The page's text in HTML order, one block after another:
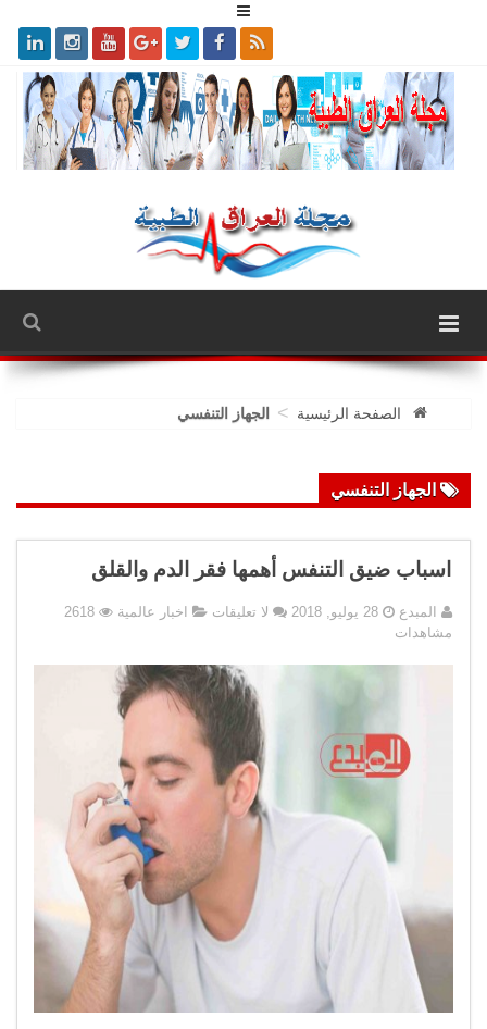
الصفحة الرئيسية > الجهاز التنفسي
الجهاز التنفسي
اسباب ضيق التنفس أهمها فقر الدم والقلق
المبدع 28 يوليو, 2018 لا تعليقات اخبار عالمية
2618
مشاهدات